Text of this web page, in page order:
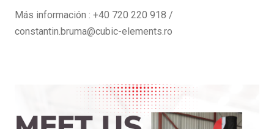
Más información : +40 720 220 918 /
constantin.bruma@cubic-elements.ro